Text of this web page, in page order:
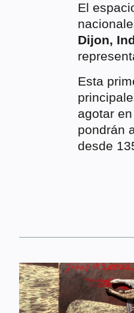
El
Dijon,
Esta
agotar
pondrán
desde